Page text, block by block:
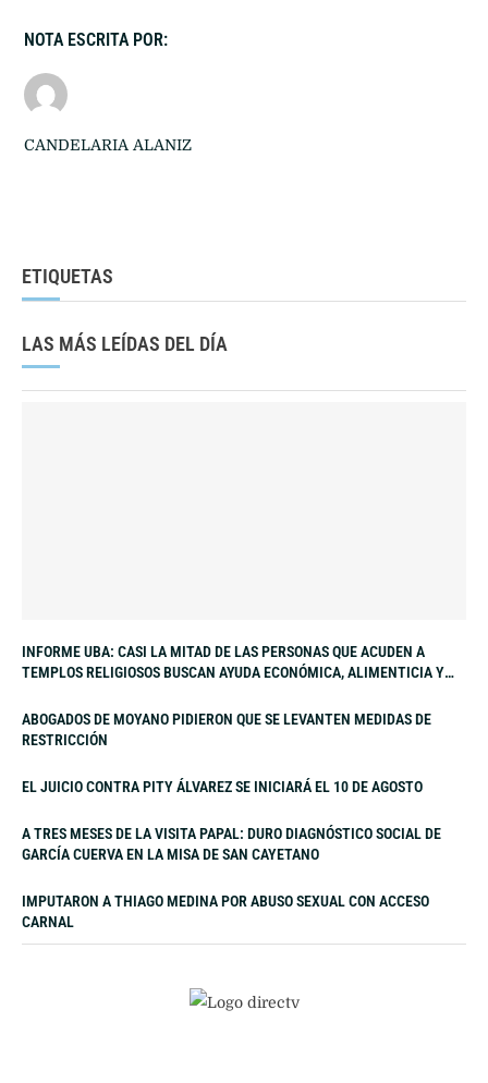
NOTA ESCRITA POR:
CANDELARIA ALANIZ
ETIQUETAS
LAS MÁS LEÍDAS DEL DÍA
INFORME UBA: CASI LA MITAD DE LAS PERSONAS QUE ACUDEN A
TEMPLOS RELIGIOSOS BUSCAN AYUDA ECONÓMICA, ALIMENTICIA Y
ABOGADOS DE MOYANO PIDIERON QUE SE LEVANTEN MEDIDAS DE
RESTRICCIÓN
EL JUICIO CONTRA PITY ÁLVAREZ SE INICIARÁ EL 10 DE AGOSTO
A TRES MESES DE LA VISITA PAPAL: DURO DIAGNÓSTICO SOCIAL DE
GARCÍA CUERVA EN LA MISA DE SAN CAYETANO
IMPUTARON A THIAGO MEDINA POR ABUSO SEXUAL CON ACCESO
CARNAL